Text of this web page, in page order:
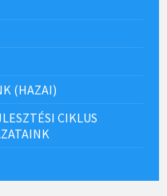
(HAZAI)
CIKLUS